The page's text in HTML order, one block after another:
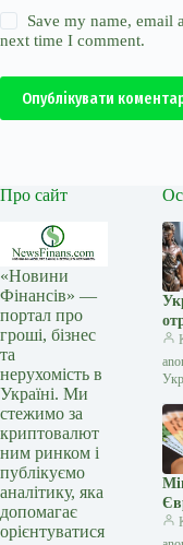
Save my name, email
next time I comment.
Опублікувати
Про сайт
«Новини
Фінансів» —
портал про
гроші, бізнес
та
нерухомість в
Україні. Ми
стежимо за
криптовалют
ним ринком і
публікуємо
аналітику, яка
допомагає
орієнтуватися
та